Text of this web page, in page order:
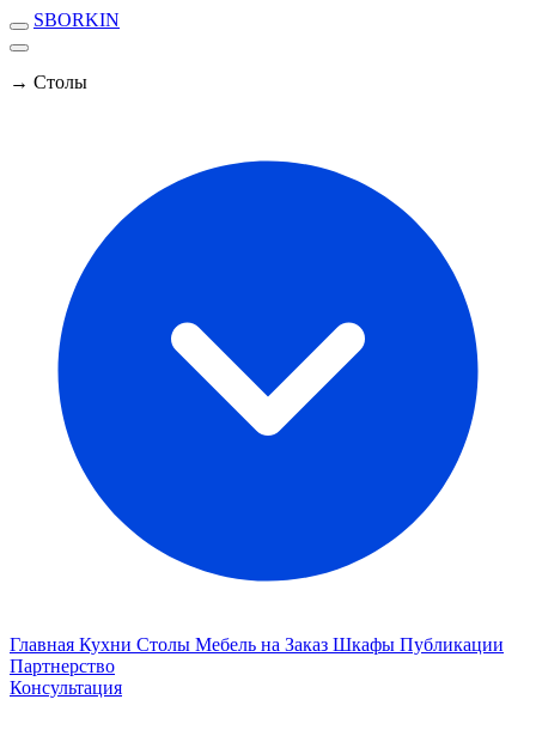
SBORKIN
→ Столы
Главная Кухни Столы Мебель на Заказ Шкафы Публикации
Партнерство
Консультация